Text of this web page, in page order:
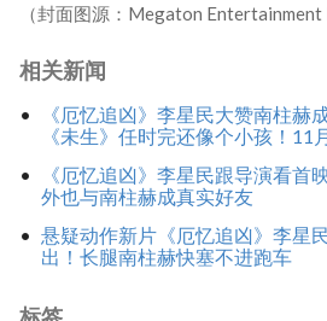
（封面图源：Megaton Entertainment
相关新闻
《厄忆追凶》李星民大赞南柱赫
《未生》任时完还像个小孩！11
《厄忆追凶》李星民跟导演看首
外也与南柱赫成真实好友
悬疑动作新片《厄忆追凶》李星
出！长腿南柱赫快塞不进跑车